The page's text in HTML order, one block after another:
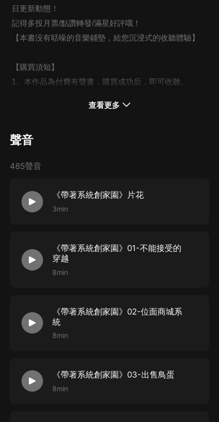
日更新動態！
記得多投月票/點讚轉發/滿星好評哦！
【本書没有聒噪的音樂鋪墊，給您沉浸式的收聽體驗】
【購買須知】
1、本作品為付費有聲書，購買成功后，即可收聽。
何第三方平臺傳播，違者將追究其法律責任。
按鈕，將頁面分享至微信內使用微信支付完成購買。
谘詢在線客服：
在線客服；
第二步：如果您無法聯系上APP內在線客服，可關注
線客服】谘詢在線客服；
第三步：如果在線客服都未取得聯系，也可撥打客服電
話：400-838-5616
查看更多
聲音
485聲音
《帶著系統創家園》片花
3min
《帶著系統創家園》01-不能接受的
穿越
8min
《帶著系統創家園》02-位面商城系
統
8min
《帶著系統創家園》03-出售鳥蛋
8min